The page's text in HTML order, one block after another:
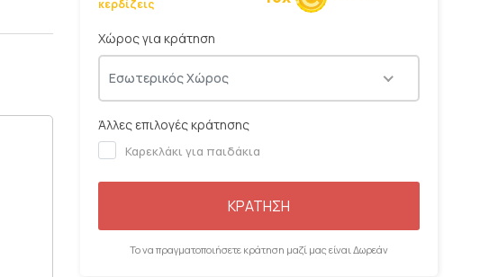
06:00
κερδίζεις
Χώρος για κράτηση
Εσωτερικός Χώρος
Άλλες επιλογές κράτησης
Καρεκλάκι για παιδάκια
ΚΡΑΤΗΣΗ
Το να πραγματοποιήσετε κράτηση μαζί μας είναι Δωρεάν